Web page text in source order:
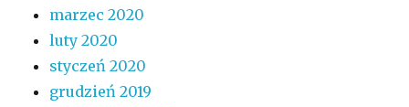
marzec 2020
luty 2020
styczeń 2020
grudzień 2019